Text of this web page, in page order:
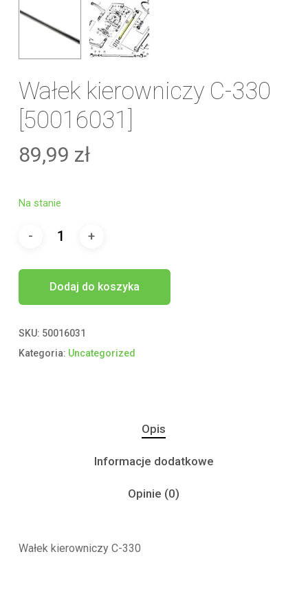
Wałek kierowniczy C-330
[50016031]
89,99 zł
Na stanie
Dodaj do koszyka
SKU: 50016031
Kategoria: Uncategorized
Opis
Informacje dodatkowe
Opinie (0)
Wałek kierowniczy C-330